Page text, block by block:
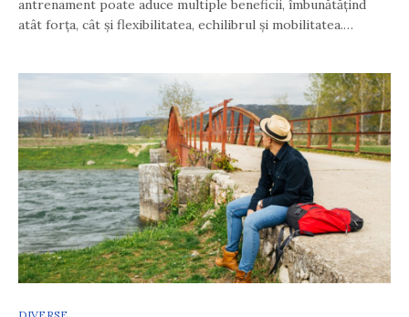
antrenament poate aduce multiple beneficii, îmbunătățind
atât forța, cât și flexibilitatea, echilibrul și mobilitatea.…